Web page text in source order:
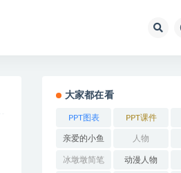
大家都在看
PPT图表 PPT课件
亲爱的小鱼 人物
冰墩墩简笔 动漫人物